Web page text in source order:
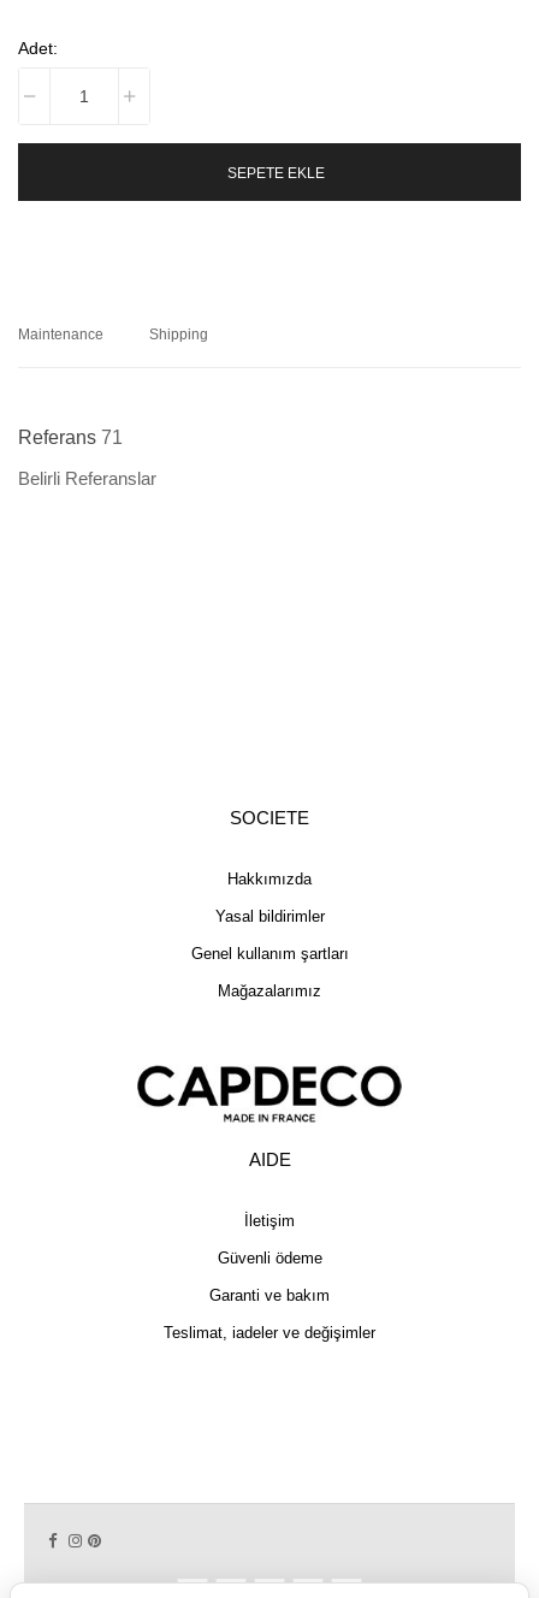
Adet:
SEPETE EKLE
Maintenance Shipping
Referans 71
Belirli Referanslar
SOCIETE
Hakkımızda
Yasal bildirimler
Genel kullanım şartları
Mağazalarımız
AIDE
İletişim
Güvenli ödeme
Garanti ve bakım
Teslimat, iadeler ve değişimler